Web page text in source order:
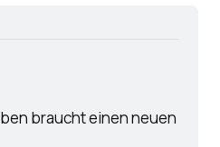
braucht einen neuen